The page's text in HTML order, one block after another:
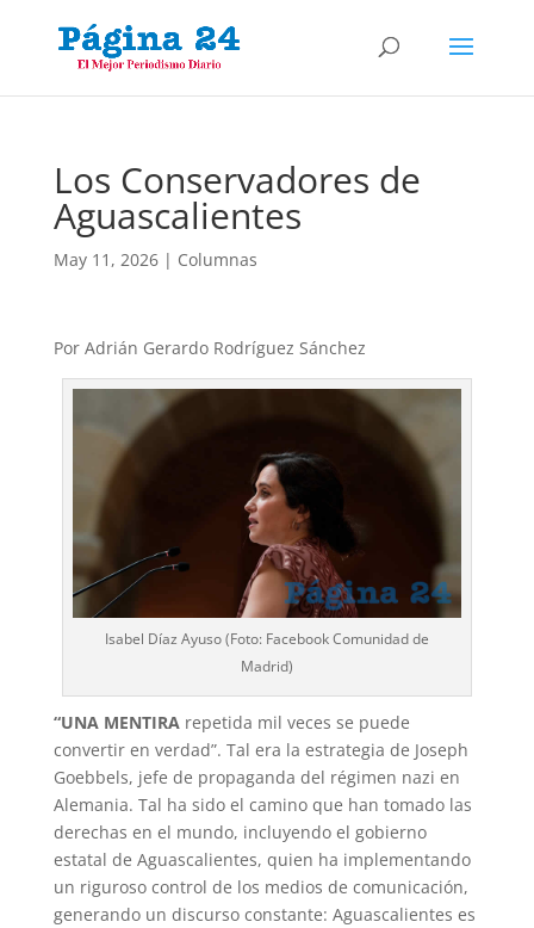
Los Conservadores de
Aguascalientes
May 11, 2026| Columnas
Por Adrián Gerardo Rodríguez Sánchez
Isabel Díaz Ayuso (Foto: Facebook Comunidad de
Madrid)
“UNA MENTIRA repetida mil veces se puede
convertir en verdad”. Tal era la estrategia de Joseph
Goebbels, jefe de propaganda del régimen nazi en
Alemania. Tal ha sido el camino que han tomado las
derechas en el mundo, incluyendo el gobierno
estatal de Aguascalientes, quien ha implementando
un riguroso control de los medios de comunicación,
generando un discurso constante: Aguascalientes es